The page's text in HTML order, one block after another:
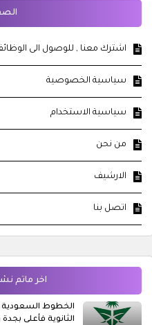
اشترك معنا , للوصول الى
سياسية الخصوصية
سياسية الاستخدام
من نحن
الارشيف
اتصل بنا
اخر ماتم
الخطوط
الثانوية فأعلى